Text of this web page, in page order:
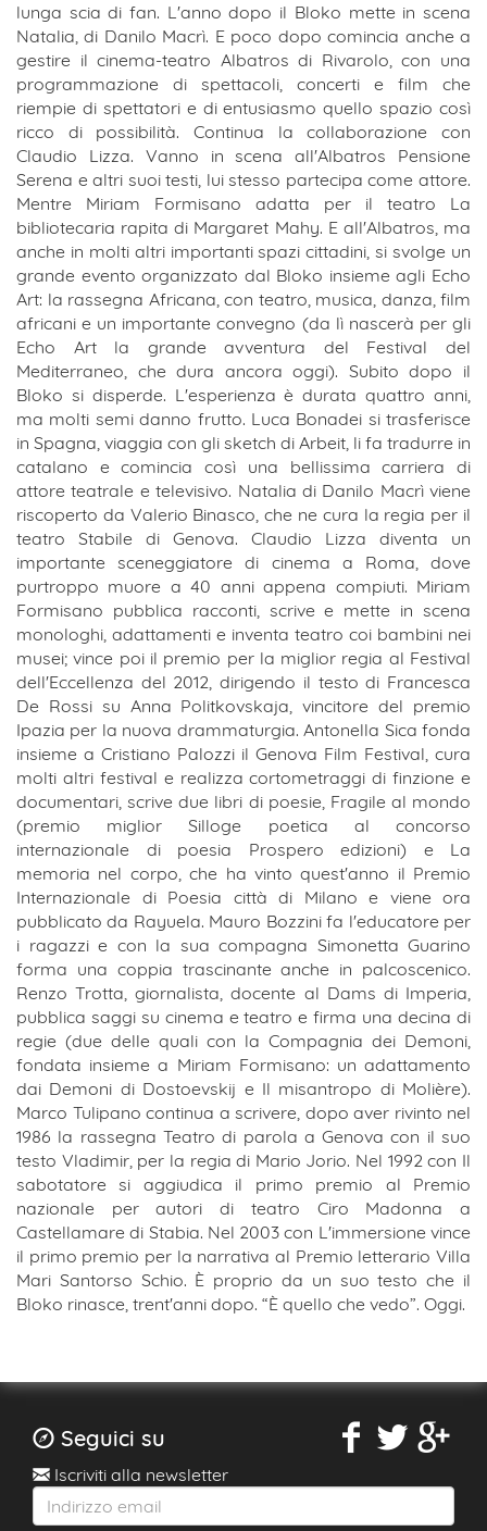
lunga scia di fan. L'anno dopo il Bloko mette in scena
Natalia, di Danilo Macrì. E poco dopo comincia anche a
gestire il cinema-teatro Albatros di Rivarolo, con una
programmazione di spettacoli, concerti e film che
riempie di spettatori e di entusiasmo quello spazio così
ricco di possibilità. Continua la collaborazione con
Claudio Lizza. Vanno in scena all'Albatros Pensione
Serena e altri suoi testi, lui stesso partecipa come attore.
Mentre Miriam Formisano adatta per il teatro La
bibliotecaria rapita di Margaret Mahy. E all'Albatros, ma
anche in molti altri importanti spazi cittadini, si svolge un
grande evento organizzato dal Bloko insieme agli Echo
Art: la rassegna Africana, con teatro, musica, danza, film
africani e un importante convegno (da lì nascerà per gli
Echo Art la grande avventura del Festival del
Mediterraneo, che dura ancora oggi). Subito dopo il
Bloko si disperde. L'esperienza è durata quattro anni,
ma molti semi danno frutto. Luca Bonadei si trasferisce
in Spagna, viaggia con gli sketch di Arbeit, li fa tradurre in
catalano e comincia così una bellissima carriera di
attore teatrale e televisivo. Natalia di Danilo Macrì viene
riscoperto da Valerio Binasco, che ne cura la regia per il
teatro Stabile di Genova. Claudio Lizza diventa un
importante sceneggiatore di cinema a Roma, dove
purtroppo muore a 40 anni appena compiuti. Miriam
Formisano pubblica racconti, scrive e mette in scena
monologhi, adattamenti e inventa teatro coi bambini nei
musei; vince poi il premio per la miglior regia al Festival
dell'Eccellenza del 2012, dirigendo il testo di Francesca
De Rossi su Anna Politkovskaja, vincitore del premio
Ipazia per la nuova drammaturgia. Antonella Sica fonda
insieme a Cristiano Palozzi il Genova Film Festival, cura
molti altri festival e realizza cortometraggi di finzione e
documentari, scrive due libri di poesie, Fragile al mondo
(premio miglior Silloge poetica al concorso
internazionale di poesia Prospero edizioni) e La
memoria nel corpo, che ha vinto quest'anno il Premio
Internazionale di Poesia città di Milano e viene ora
pubblicato da Rayuela. Mauro Bozzini fa l'educatore per
i ragazzi e con la sua compagna Simonetta Guarino
forma una coppia trascinante anche in palcoscenico.
Renzo Trotta, giornalista, docente al Dams di Imperia,
pubblica saggi su cinema e teatro e firma una decina di
regie (due delle quali con la Compagnia dei Demoni,
fondata insieme a Miriam Formisano: un adattamento
dai Demoni di Dostoevskij e Il misantropo di Molière).
Marco Tulipano continua a scrivere, dopo aver rivinto nel
1986 la rassegna Teatro di parola a Genova con il suo
testo Vladimir, per la regia di Mario Jorio. Nel 1992 con Il
sabotatore si aggiudica il primo premio al Premio
nazionale per autori di teatro Ciro Madonna a
Castellamare di Stabia. Nel 2003 con L'immersione vince
il primo premio per la narrativa al Premio letterario Villa
Mari Santorso Schio. È proprio da un suo testo che il
Bloko rinasce, trent'anni dopo. “È quello che vedo”. Oggi.
Seguici su
Iscriviti alla newsletter